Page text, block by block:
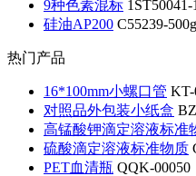
9种色素混标
硅油AP200 C55239-500g
热门产品
16*100mm小螺口管 KT-
对照品外包装小纸盒
高锰酸钾滴定溶液标准
硫酸滴定溶液标准物质
PET血清瓶 QQK-00050